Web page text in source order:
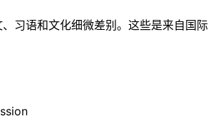
习语和文化细微差别。这些是来自国际